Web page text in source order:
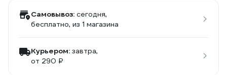
Самовывоз: сегодня,
бесплатно, из 1 магазина
Курьером: завтра,
от 290 ₽